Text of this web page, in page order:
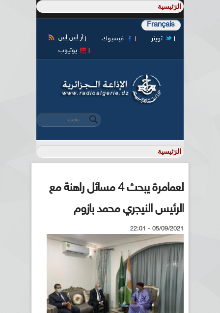
Français
آر أس أس فيسبوك
تويتر
يوتيوب
استمارة البحث
‏بحث ‏
لعمامرة يبحث 4 مسائل راهنة مع
الرئيس النيجري محمد بازوم
05/09/2021 - 22:01